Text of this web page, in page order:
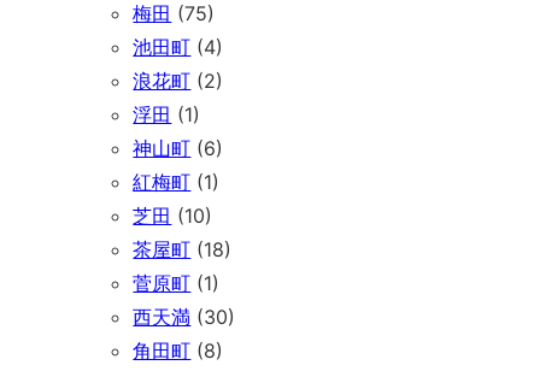
梅田 (75)
池田町 (4)
浪花町 (2)
浮田 (1)
神山町 (6)
紅梅町 (1)
芝田 (10)
茶屋町 (18)
菅原町 (1)
西天満 (30)
角田町 (8)